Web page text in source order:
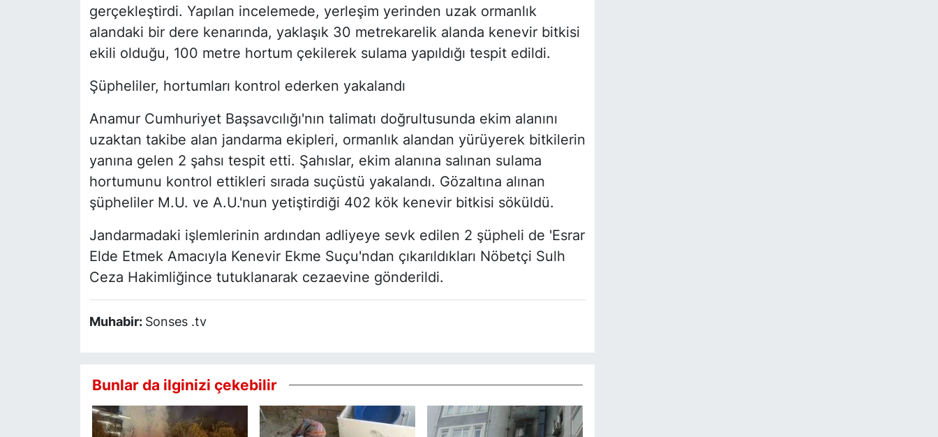
gerçekleştirdi. Yapılan incelemede, yerleşim yerinden uzak ormanlık
alandaki bir dere kenarında, yaklaşık 30 metrekarelik alanda kenevir bitkisi
ekili olduğu, 100 metre hortum çekilerek sulama yapıldığı tespit edildi.
Şüpheliler, hortumları kontrol ederken yakalandı
Anamur Cumhuriyet Başsavcılığı'nın talimatı doğrultusunda ekim alanını
uzaktan takibe alan jandarma ekipleri, ormanlık alandan yürüyerek bitkilerin
yanına gelen 2 şahsı tespit etti. Şahıslar, ekim alanına salınan sulama
hortumunu kontrol ettikleri sırada suçüstü yakalandı. Gözaltına alınan
şüpheliler M.U. ve A.U.'nun yetiştirdiği 402 kök kenevir bitkisi söküldü.
Jandarmadaki işlemlerinin ardından adliyeye sevk edilen 2 şüpheli de 'Esrar
Elde Etmek Amacıyla Kenevir Ekme Suçu'ndan çıkarıldıkları Nöbetçi Sulh
Ceza Hakimliğince tutuklanarak cezaevine gönderildi.
Muhabir: Sonses .tv
Bunlar da ilginizi çekebilir